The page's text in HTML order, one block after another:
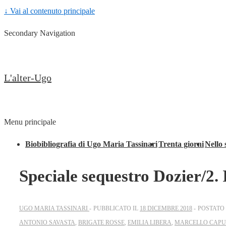
↓ Vai al contenuto principale
Secondary Navigation
L'alter-Ugo
Menu principale
Biobibliografia di Ugo Maria TassinariTrenta giorniNello
Speciale sequestro Dozier/
UGO MARIA TASSINARI PUBBLICATO IL 18 DICEMBRE 2018
ANTONIO SAVASTA BRIGATE ROSSE EMILIA LIBERA MARCELLO